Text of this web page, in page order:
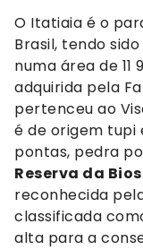
O Itatiaia é o
Brasil, tendo
numa área de 11
adquirida pela
pertenceu ao
é de origem tupi
pontas, pedra
Reserva da
reconhecida
classificada
alta para a